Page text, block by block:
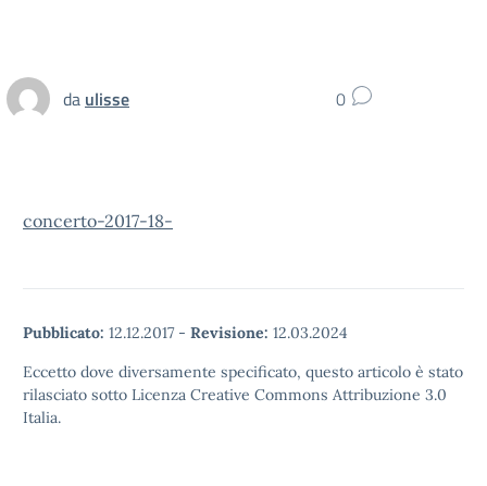
da ulisse 0
concerto-2017-18-
Pubblicato: 12.12.2017 - Revisione: 12.03.2024
Eccetto dove diversamente specificato, questo articolo è stato
rilasciato sotto Licenza Creative Commons Attribuzione 3.0
Italia.